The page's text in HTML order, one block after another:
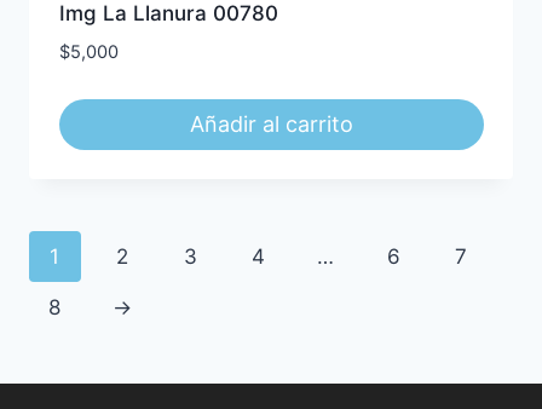
Img La Llanura 00780
$5,000
Añadir al carrito
1 2 3 4 … 6 7
8 →